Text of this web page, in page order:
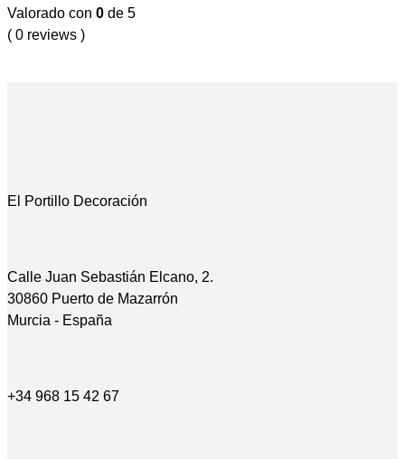
Valorado con 0 de 5
( 0 reviews )
El Portillo Decoración
Calle Juan Sebastián Elcano, 2.
30860 Puerto de Mazarrón
Murcia - España
+34 968 15 42 67